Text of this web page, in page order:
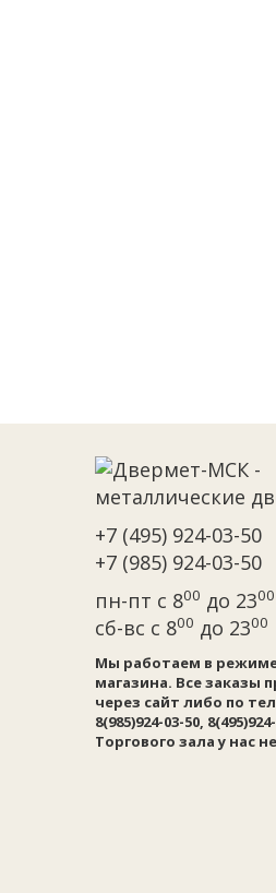
+7 (495) 924-03-50
+7 (985) 924-03-50
пн-пт с 800 до 2300
сб-вс с 800 до 2300
Мы работаем в
магазина. Все заказы
через сайт либо по
8(985)924-03-50,
Торгового зала у нас